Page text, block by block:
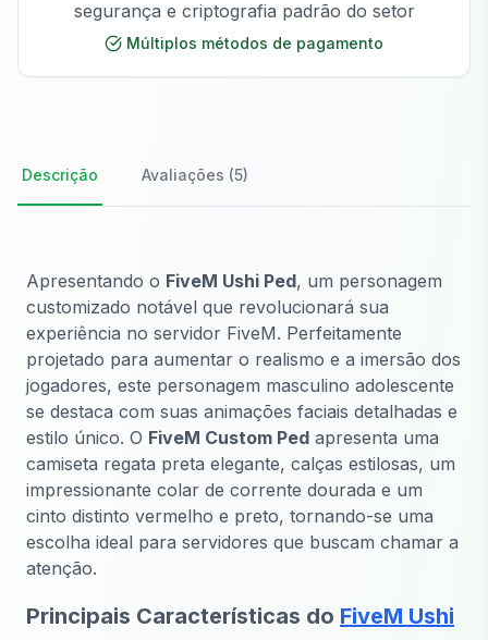
segurança e criptografia padrão do setor
Múltiplos métodos de pagamento
Descrição Avaliações (5)
Apresentando o FiveM Ushi Ped, um personagem
customizado notável que revolucionará sua
experiência no servidor FiveM. Perfeitamente
projetado para aumentar o realismo e a imersão dos
jogadores, este personagem masculino adolescente
se destaca com suas animações faciais detalhadas e
estilo único. O FiveM Custom Ped apresenta uma
camiseta regata preta elegante, calças estilosas, um
impressionante colar de corrente dourada e um
cinto distinto vermelho e preto, tornando-se uma
escolha ideal para servidores que buscam chamar a
atenção.
Principais Características do FiveM Ushi